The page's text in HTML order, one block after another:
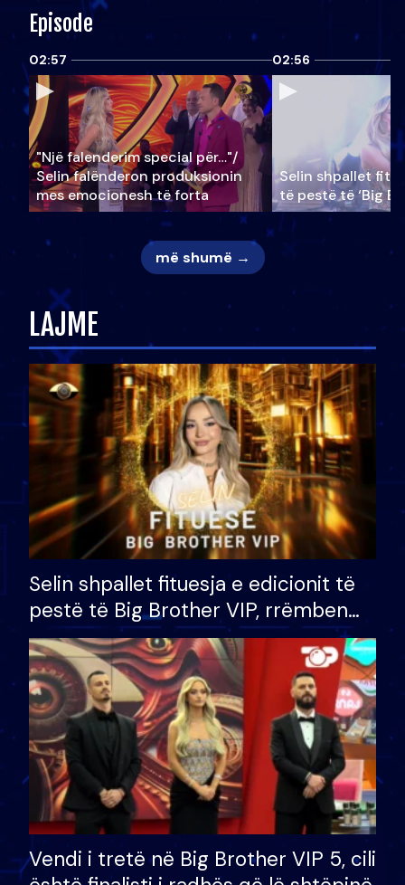
Episode
02:57
"Një falenderim special për…"/
Selin falënderon produksionin
mes emocionesh të forta
02:56
Selin shpallet
të pestë të ‘Big
më shumë →
LAJME
Selin shpallet fituesja e edicionit të
pestë të Big Brother VIP, rrëmben
çmimin e madh prej 100 mijë eurosh
Vendi i tretë në Big Brother VIP 5, cili